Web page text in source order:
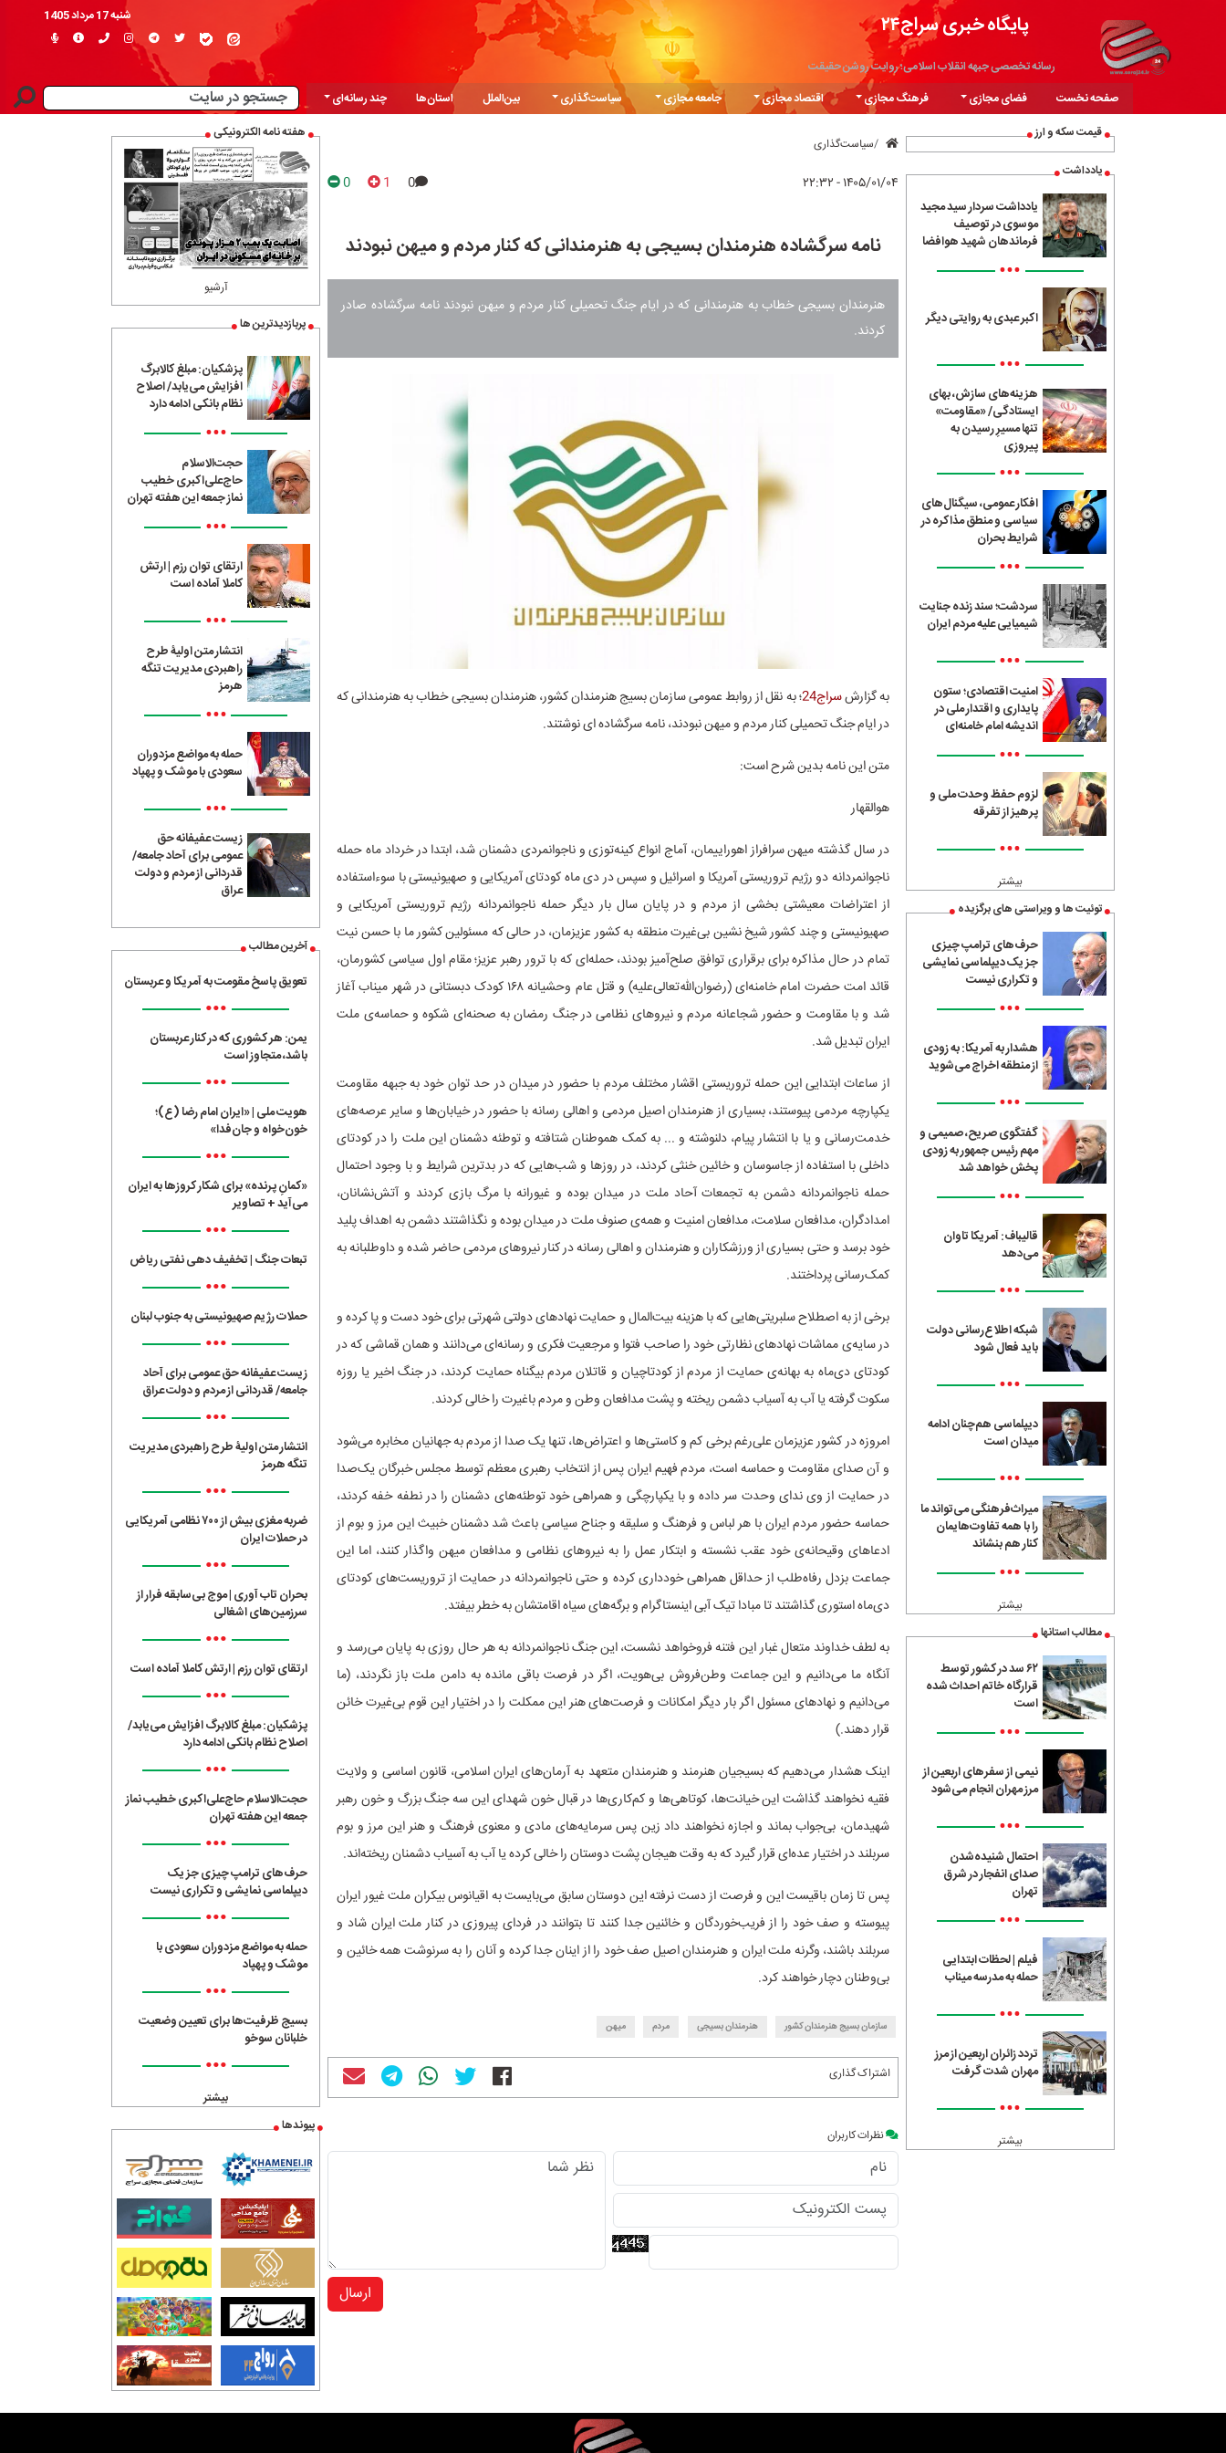
پایگاه خبری سراج۲۴
رسانه تخصصی جبهه انقلاب اسلامی؛ روایت روشن حقیقت
شنبه 17 مرداد 1405
صفحه نخست فضای مجازی فرهنگ مجازی اقتصاد مجازی جامعه مجازی سیاست‌گذاری بین‌الملل استان‌ها
چند رسانه‌ای
قیمت سکه و ارز
یادداشت
یادداشت سردار سید مجید
موسوی در توصیف
فرماندهان شهید هوافضا
•••
اکبر عبدی به روایتی دیگر
•••
هزینه‌های سازش، بهای
ایستادگی/ «مقاومت»
تنها مسیرِ رسیدن به
پیروزی
•••
افکار عمومی، سیگنال‌های
سیاسی و منطق مذاکره در
شرایط بحران
•••
سردشت؛ سند زنده جنایت
شیمیایی علیه مردم ایران
•••
امنیت اقتصادی؛ ستون
پایداری و اقتدار ملی در
اندیشه امام خامنه‌ای
•••
لزوم حفظ وحدت ملی و
پرهیز از تفرقه
•••
بیشتر
توئیت ها و ویراستی های برگزیده
حرف‌های ترامپ چیزی
جز یک دیپلماسی نمایشی
و تکراری نیست
•••
هشدار به آمریکا: به زودی
از منطقه اخراج می‌شوید
•••
گفتگوی صریح، صمیمی و
مهم رئیس جمهور به زودی
پخش خواهد شد
•••
قالیباف: آمریکا تاوان
می‌دهد
•••
شبکه اطلاع‌رسانی دولت
باید فعال شود
•••
دیپلماسی هم‌چنان ادامه
میدان است
•••
میراث‌فرهنگی می‌تواند ما
را با همه تفاوت‌هایمان
کنار هم بنشاند
•••
بیشتر
مطالب استانها
۶۲ سد در کشور توسط
قرارگاه خاتم احداث شده
است
•••
نیمی از سفرهای اربعین از
مرز مهران انجام می‌شود
•••
احتمال شنیده‌شدن
صدای انفجار در شرق
تهران
•••
فیلم | لحظات ابتدایی
حمله به مدرسه میناب
•••
تردد زائران اربعین از مرز
مهران شدت گرفت
•••
بیشتر
سیاست‌گذاری
۱۴۰۵/۰۱/۰۴ - ۲۲:۳۲ 0
1
0
نامه سرگشاده هنرمندان بسیجی به هنرمندانی که کنار مردم و میهن نبودند
هنرمندان بسیجی خطاب به هنرمندانی که در ایام جنگ تحمیلی کنار مردم و میهن نبودند نامه سرگشاده صادر
کردند.
به گزارشسراج24
؛ به نقل از روابط عمومی سازمان بسیج هنرمندان کشور، هنرمندان بسیجی خطاب به هنرمندانی که
در ایام جنگ تحمیلی کنار مردم و میهن نبودند، نامه سرگشاده ‌ای نوشتند.
متن این نامه بدین شرح است:
هوالقهار
در سال گذشته میهن سرافراز اهوراییمان، آماج انواع کینه‌توزی و ناجوانمردی دشمنان شد، ابتدا در خرداد ماه حمله‌
ناجوانمردانه دو رژیم تروریستی آمریکا و اسرائیل و سپس در دی‌ ماه کودتای آمریکایی و صهیونیستی با سوءاستفاده
از اعتراضات معیشتی بخشی از مردم و در پایان سال بار دیگر حمله‌ ناجوانمردانه‌ رژیم تروریستی آمریکایی و
صهیونیستی و چند کشور شیخ نشین بی‌غیرت منطقه به کشور عزیزمان، در حالی که مسئولین کشور ما با حسن نیت
تمام در حال مذاکره برای برقراری توافق صلح‌آمیز بودند، حمله‌ای که با ترور رهبر عزیز؛ مقام اول سیاسی کشورمان،
قائد امت حضرت امام خامنه‌ای (رضوان‌الله‌تعالی‌علیه) و قتل عام وحشیانه ۱۶۸ کودک دبستانی در شهر میناب آغاز
شد و با مقاومت و حضور شجاعانه‌ مردم و نیروهای نظامی در جنگ رمضان به صحنه‌ای شکوه و حماسه‌ی ملت
ایران تبدیل شد.
از ساعات ابتدایی این حمله‌ تروریستی اقشار مختلف مردم با حضور در میدان در حد توان خود به جبهه‌ مقاومت
یکپارچه مردمی پیوستند، بسیاری از هنرمندان اصیل مردمی و اهالی رسانه با حضور در خیابان‌ها و سایر عرصه‌های
خدمت‌رسانی و یا با انتشار پیام، دلنوشته و ... به کمک هموطنان شتافته و توطئه‌ دشمنان این ملت را در کودتای
داخلی با استفاده از جاسوسان و خائین خنثی کردند، در روزها و شب‌هایی که در بدترین شرایط و با وجود احتمال
حمله‌ ناجوانمردانه‌ دشمن به تجمعات آحاد ملت در میدان بوده و غیورانه با مرگ بازی کردند و آتش‌نشانان،
امدادگران، مدافعان سلامت، مدافعان امنیت و همه‌ی صنوف ملت در میدان بوده و نگذاشتند دشمن به اهداف پلید
خود برسد و حتی بسیاری از ورزشکاران و هنرمندان و اهالی رسانه در کنار نیروهای مردمی حاضر شده و داوطلبانه به
کمک‌رسانی پرداختند.
برخی از به اصطلاح سلبریتی‌هایی که با هزینه‌ بیت‌المال و حمایت نهادهای دولتی شهرتی برای خود دست و پا کرده و
در سایه‌ی مماشات نهادهای نظارتی خود را صاحب فتوا و مرجعیت فکری و رسانه‌ای می‌دانند و همان قماشی که در
کودتای دی‌ماه به بهانه‌ی حمایت از مردم از کودتاچیان و قاتلان مردم بیگناه حمایت کردند، در جنگ اخیر یا روزه‌
سکوت گرفته یا آب به آسیاب دشمن ریخته و پشت مدافعان وطن و مردم باغیرت را خالی کردند.
امروزه در کشور عزیزمان علی‌رغم برخی کم و کاستی‌ها و اعتراض‌ها، تنها یک صدا از مردم به جهانیان مخابره می‌شود
و آن صدای مقاومت و حماسه است، مردم فهیم ایران پس از انتخاب رهبری معظم توسط مجلس خبرگان یک‌صدا
در حمایت از وی ندای وحدت سر داده و با یکپارچگی و همراهی خود توطئه‌های دشمنان را در نطفه خفه کردند،
حماسه حضور مردم ایران با هر لباس و فرهنگ و سلیقه و جناح سیاسی باعث شد دشمنان خبیث این مرز و بوم از
ادعاهای وقیحانه‌ی خود عقب نشسته و ابتکار عمل را به نیروهای نظامی و مدافعان میهن واگذار کنند، اما این
جماعت بزدل رفاه‌طلب از حداقل همراهی خودداری کرده و حتی ناجوانمردانه در حمایت از تروریست‌های کودتای
دی‌ماه استوری گذاشتند تا مبادا تیک آبی اینستاگرام و برگه‌های سیاه اقامتشان به خطر بیفتد.
به لطف خداوند متعال غبار این فتنه فروخواهد نشست، این جنگ ناجوانمردانه به هر حال روزی به پایان می‌رسد و
آنگاه ما می‌دانیم و این جماعت وطن‌فروش بی‌هویت، اگر در فرصت باقی مانده به دامن ملت باز نگردند، (ما
می‌دانیم و نهادهای مسئول اگر بار دیگر امکانات و فرصت‌های هنر این ممکلت را در اختیار این قوم بی‌غیرت خائن
قرار دهند.)
اینک هشدار می‌دهیم که بسیجیان هنرمند و هنرمندان متعهد به آرمان‌های ایران اسلامی، قانون اساسی و ولایت
فقیه نخواهند گذاشت این خیانت‌ها، کوتاهی‌ها و کم‌کاری‌ها در قبال خون شهدای این سه جنگ بزرگ و خون رهبر
شهیدمان، بی‌جواب بماند و اجازه نخواهند داد زین پس سرمایه‌های مادی و معنوی فرهنگ و هنر این مرز و بوم
سربلند در اختیار عده‌ای قرار گیرد که به وقت هیجان پشت دوستان را خالی کرده یا آب به آسیاب دشمنان ریخته‌اند.
پس تا زمان باقیست این و فرصت از دست نرفته این دوستان سابق می‌بایست به اقیانوس بیکران ملت غیور ایران
پیوسته و صف خود را از فریب‌خوردگان و خائنین جدا کنند تا بتوانند در فردای پیروزی در کنار ملت ایران شاد و
سربلند باشند، وگرنه ملت ایران و هنرمندان اصیل صف خود را از اینان جدا کرده و آنان را به سرنوشت همه‌ خائین و
بی‌وطنان دچار خواهند کرد.
سازمان بسیج هنرمندان کشور هنرمندان بسیجی مردم میهن
اشتراک گذاری
نظرات کاربران
ارسال
هفته نامه الکترونیکی
آرشیو
پربازدیدترین ها
پزشکیان: مبلغ کالابرگ
افزایش می‌یابد/ اصلاح
نظام بانکی ادامه دارد
•••
حجت‌الاسلام
حاج‌علی‌اکبری خطیب
نماز جمعه این هفته تهران
•••
ارتقای توان رزم | ارتش
کاملا آماده است
•••
انتشار متن اولیۀ طرح
راهبردی مدیریت تنگه
هرمز
•••
حمله به مواضع مزدوران
سعودی با موشک و پهپاد
•••
زیست عفیفانه حق
عمومی برای آحاد جامعه/
قدردانی از مردم و دولت
عراق
آخرین مطالب
تعویق پاسخ مقومت به آمریکا و عربستان
•••
یمن: هر کشوری که در کنار عربستان
باشد، متجاوز است
•••
هویت ملی | «ایران امام رضا (ع)؛
خون‌خواه و جان‌فدا»
•••
«کمانِ پرنده» برای شکار کروزها به ایران
می‌آید + تصاویر
•••
تبعات جنگ | تخفیف دهی نفتی ریاض
•••
حملات رژیم صهیونیستی به جنوب لبنان
•••
زیست عفیفانه حق عمومی برای آحاد
جامعه/ قدردانی از مردم و دولت عراق
•••
انتشار متن اولیۀ طرح راهبردی مدیریت
تنگه هرمز
•••
ضربه مغزی بیش از ۷۰۰ نظامی آمریکایی
در حملات ایران
•••
بحران تاب آوری | موج بی‌سابقه فرار از
سرزمین‌های اشغالی
•••
ارتقای توان رزم | ارتش کاملا آماده است
•••
پزشکیان: مبلغ کالابرگ افزایش می‌یابد/
اصلاح نظام بانکی ادامه دارد
•••
حجت‌الاسلام حاج‌علی‌اکبری خطیب نماز
جمعه این هفته تهران
•••
حرف‌های ترامپ چیزی جز یک
دیپلماسی نمایشی و تکراری نیست
•••
حمله به مواضع مزدوران سعودی با
موشک و پهپاد
•••
بسیج ظرفیت‌ها برای تعیین وضعیت
خلبانان سوخو
•••
بیشتر
پیوندها